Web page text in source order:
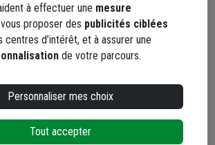
confirmant que le paiement a été validé
s'affiche.
quelques secondes pour être redirigé vers la
à effectuer une mesure
proposer des publicités ciblées
centres d’intérêt, et à assurer une
de votre parcours.
Personnaliser mes choix
Tout accepter